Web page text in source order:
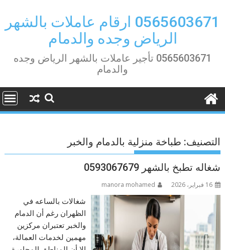
content
0565603671 ارقام عاملات بالشهر
الرياض وجده والدمام
0565603671 تأجير عاملات بالشهر الرياض وجده
والدمام
التصنيف: طباخة منزلية بالدمام والخبر
شغاله تطبخ بالشهر 0593067679
16 فبراير، 2026 manora mohamed
شغالات بالساعه في
الظهران رغم أن الدمام
والخبر تعتبران مركزين
مهمين لخدمات العمالة،